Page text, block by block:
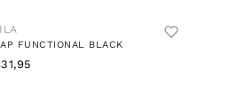
FUNCTIONAL BLACK